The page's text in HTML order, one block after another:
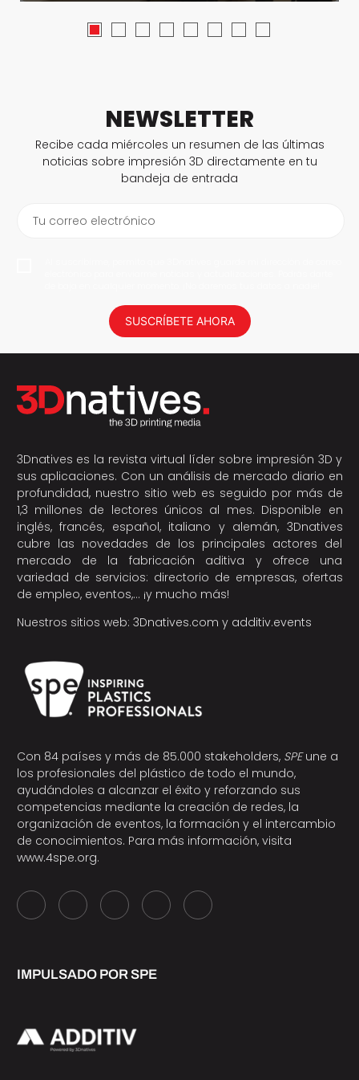
NEWSLETTER
Recibe cada miércoles un resumen de las últimas
noticias sobre impresión 3D directamente en tu
bandeja de entrada
Tu correo electrónico
SUSCRÍBETE AHORA
3Dnatives es la revista virtual líder sobre impresión 3D y
sus aplicaciones. Con un análisis de mercado diario en
profundidad, nuestro sitio web es seguido por más de
1,3 millones de lectores únicos al mes. Disponible en
inglés, francés, español, italiano y alemán, 3Dnatives
cubre las novedades de los principales actores del
mercado de la fabricación aditiva y ofrece una
variedad de servicios: directorio de empresas, ofertas
de empleo, eventos,… ¡y mucho más!
Nuestros sitios web: 3Dnatives.com y additiv.events
Con 84 países y más de 85.000 stakeholders, SPEune a
los profesionales del plástico de todo el mundo,
ayudándoles a alcanzar el éxito y reforzando sus
competencias mediante la creación de redes, la
organización de eventos, la formación y el intercambio
de conocimientos. Para más información, visita
www.4spe.org.
IMPULSADO POR SPE